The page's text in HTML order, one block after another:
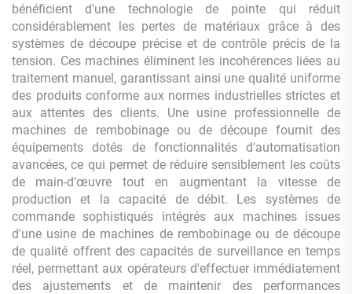
bénéficient d'une technologie de pointe qui réduit
considérablement les pertes de matériaux grâce à des
systèmes de découpe précise et de contrôle précis de la
tension. Ces machines éliminent les incohérences liées au
traitement manuel, garantissant ainsi une qualité uniforme
des produits conforme aux normes industrielles strictes et
aux attentes des clients. Une usine professionnelle de
machines de rembobinage ou de découpe fournit des
équipements dotés de fonctionnalités d'automatisation
avancées, ce qui permet de réduire sensiblement les coûts
de main-d'œuvre tout en augmentant la vitesse de
production et la capacité de débit. Les systèmes de
commande sophistiqués intégrés aux machines issues
d'une usine de machines de rembobinage ou de découpe
de qualité offrent des capacités de surveillance en temps
réel, permettant aux opérateurs d'effectuer immédiatement
des ajustements et de maintenir des performances